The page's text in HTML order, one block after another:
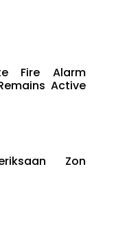
Fire Alarm
Active
Zon